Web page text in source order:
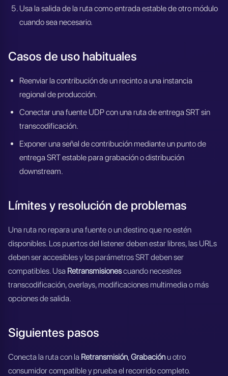
Usa la salida de la ruta como entrada estable de otro módulo
cuando sea necesario.
Casos de uso habituales
Reenviar la contribución de un recinto a una instancia
regional de producción.
Conectar una fuente UDP con una ruta de entrega SRT sin
transcodificación.
Exponer una señal de contribución mediante un punto de
entrega SRT estable para grabación o distribución
downstream.
Límites y resolución de problemas
Una ruta no repara una fuente o un destino que no estén
disponibles. Los puertos del listener deben estar libres, las URLs
deben ser accesibles y los parámetros SRT deben ser
compatibles. Usa Retransmisionescuando necesites
transcodificación, overlays, modificaciones multimedia o más
opciones de salida.
Siguientes pasos
Conecta la ruta con la Retransmisión,Grabaciónu otro
consumidor compatible y prueba el recorrido completo.